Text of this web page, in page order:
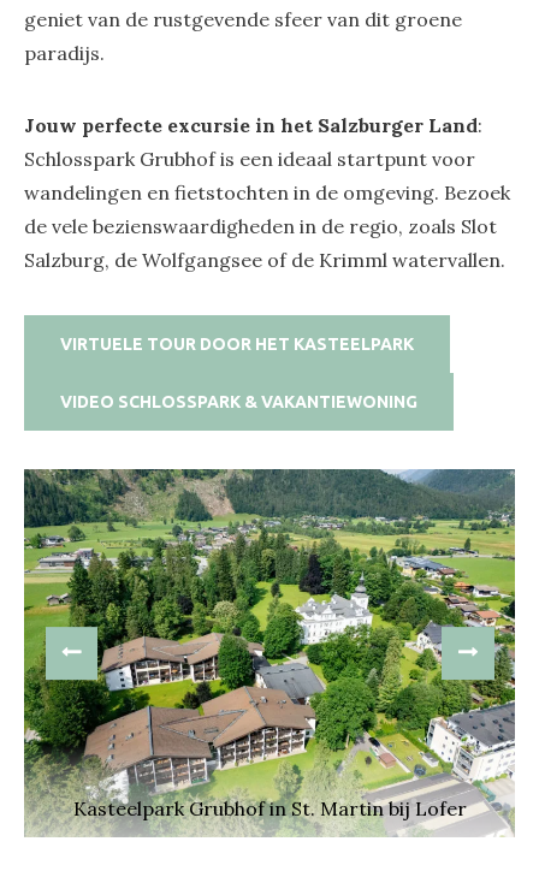
geniet van de rustgevende sfeer van dit groene
paradijs.
Jouw perfecte excursie in het Salzburger Land:
Schlosspark Grubhof is een ideaal startpunt voor
wandelingen en fietstochten in de omgeving. Bezoek
de vele bezienswaardigheden in de regio, zoals Slot
Salzburg, de Wolfgangsee of de Krimml watervallen.
VIRTUELE TOUR DOOR HET KASTEELPARK
VIDEO SCHLOSSPARK & VAKANTIEWONING
PREVIOUS
Kasteelpark Grubhof in St. Martin bij Lofer
NEXT